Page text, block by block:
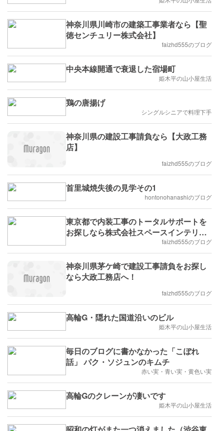
神奈川県川崎市の建築工事業者なら【聖
徳センチュリー株式会社】
faizhd555のブログ
中央本線開通で衰退した宿場町
姫木平の山小屋生活
鶏の唐揚げ
シングルシニアで料理下手
神奈川県の建設工事請負なら【大政工務
店】
faizhd555のブログ
首里城焼失後の見学その1
hontonohanashiのブログ
東京都で内装工事のトータルサポートを
お探しなら株式会社スペースインテリア
faizhd555のブログ
神奈川県茅ケ崎で建設工事請負をお探し
なら大政工務店へ！
faizhd555のブログ
高輪G・隠れた国道沿いのビル
姫木平の山小屋生活
毎日のブログに書かなかった「こぼれ
話」 パク・ソジュンのキムチ
赤い実・青い実・黄色い実
高輪Gのクレーンが凄いです
姫木平の山小屋生活